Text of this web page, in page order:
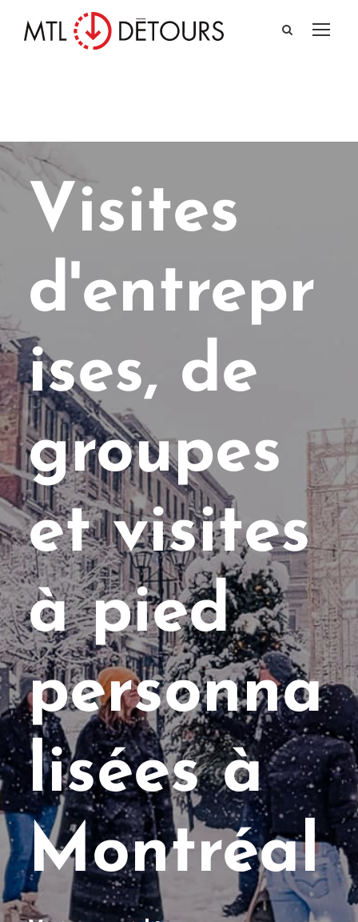
Visites
d'entrepr
ises, de
groupes
et visites
à pied
personna
lisées à
Montréal